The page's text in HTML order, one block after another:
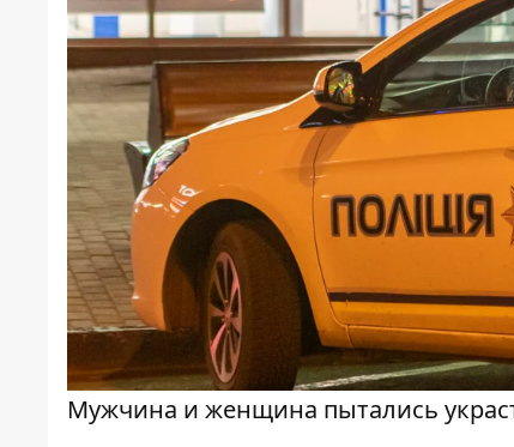
Мужчина и женщина пытались